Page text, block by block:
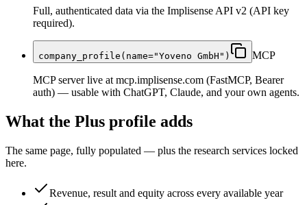
Full, authenticated data via the Implisense API v2 (API key
required).
company_profile(name="Yoveno GmbH") MCP
MCP server live at mcp.implisense.com (FastMCP, Bearer
auth) — usable with ChatGPT, Claude, and your own agents.
What the Plus profile adds
The same page, fully populated — plus the research services locked
here.
Revenue, result and equity across every available year